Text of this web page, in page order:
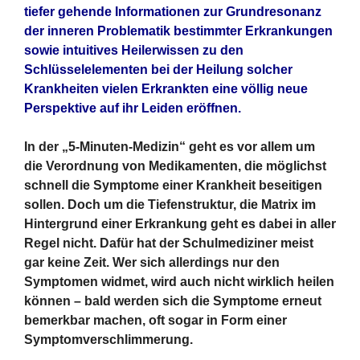
tiefer gehende Informationen zur Grundresonanz
der inneren Problematik bestimmter Erkrankungen
sowie intuitives Heilerwissen zu den
Schlüsselelementen bei der Heilung solcher
Krankheiten vielen Erkrankten eine völlig neue
Perspektive auf ihr Leiden eröffnen.
In der „5-Minuten-Medizin“ geht es vor allem um
die Verordnung von Medikamenten, die möglichst
schnell die Symptome einer Krankheit beseitigen
sollen. Doch um die Tiefenstruktur, die Matrix im
Hintergrund einer Erkrankung geht es dabei in aller
Regel nicht. Dafür hat der Schulmediziner meist
gar keine Zeit. Wer sich allerdings nur den
Symptomen widmet, wird auch nicht wirklich heilen
können – bald werden sich die Symptome erneut
bemerkbar machen, oft sogar in Form einer
Symptomverschlimmerung.